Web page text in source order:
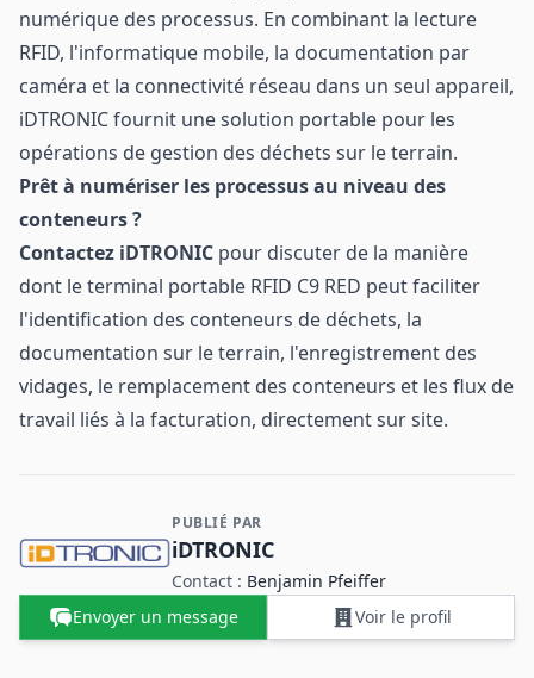
numérique des processus. En combinant la lecture
RFID, l'informatique mobile, la documentation par
caméra et la connectivité réseau dans un seul appareil,
iDTRONIC fournit une solution portable pour les
opérations de gestion des déchets sur le terrain.
Prêt à numériser les processus au niveau des
conteneurs ?
Contactez iDTRONIC pour discuter de la manière
dont le terminal portable RFID C9 RED peut faciliter
l'identification des conteneurs de déchets, la
documentation sur le terrain, l'enregistrement des
vidages, le remplacement des conteneurs et les flux de
travail liés à la facturation, directement sur site.
Contact et informations sur l'entreprise
PUBLIÉ PAR
iDTRONIC
Contact : Benjamin Pfeiffer
Envoyer un message
Voir le profil